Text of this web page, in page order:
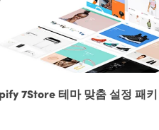
7Store 테마 맞춤 설정 패키